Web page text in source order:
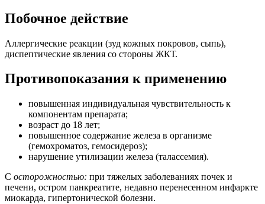
Побочное действие
Аллергические реакции (зуд кожных покровов, сыпь),
диспептические явления со стороны ЖКТ.
Противопоказания к применению
повышенная индивидуальная чувствительность к
компонентам препарата;
возраст до 18 лет;
повышенное содержание железа в организме
(гемохроматоз, гемосидероз);
нарушение утилизации железа (талассемия).
С осторожностью: при тяжелых заболеваниях почек и
печени, остром панкреатите, недавно перенесенном инфаркте
миокарда, гипертонической болезни.